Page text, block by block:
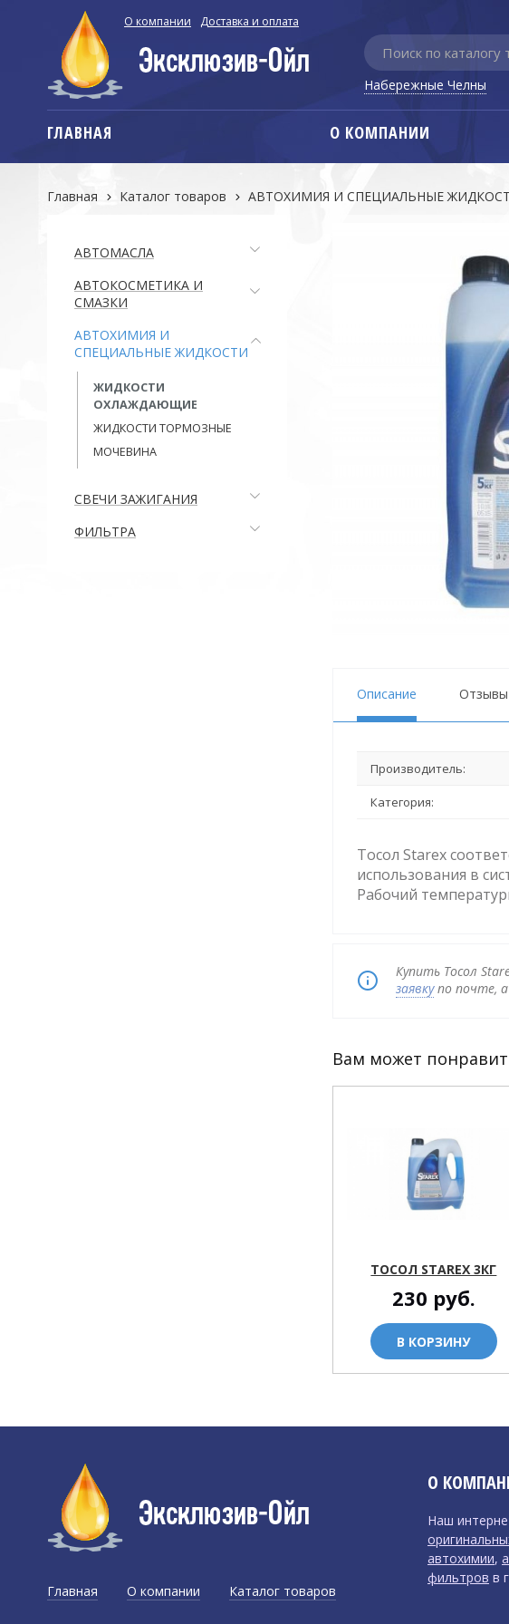
О компании Доставка и оплата
Набережные Челны
ГЛАВНАЯ О КОМПАНИИ
Главная Каталог товаров АВТОХИМИЯ И СПЕЦИАЛЬНЫЕ
АВТОМАСЛА
АВТОКОСМЕТИКА И
СМАЗКИ
АВТОХИМИЯ И
СПЕЦИАЛЬНЫЕ ЖИДКОСТИ
ЖИДКОСТИ
ОХЛАЖДАЮЩИЕ
ЖИДКОСТИ ТОРМОЗНЫЕ
МОЧЕВИНА
СВЕЧИ ЗАЖИГАНИЯ
ФИЛЬТРА
Описание Отзывы
Производитель:
Категория:
Тосол Starex
использования в
Рабочий
Купить Тосол
заявкупо почте,
Вам может
ТОСОЛ STAREX 3КГ
230 руб.
В КОРЗИНУ
О
Наш
автохимии,
фильтров в
Главная О компании Каталог товаров